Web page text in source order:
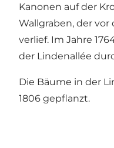
Kanonen auf der
Wallgraben, der
verlief. Im Jahre
der Lindenallée
Die Bäume in der
1806 gepflanzt.